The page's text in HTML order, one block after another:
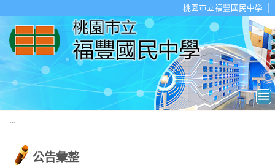
桃園市立福豐國民中學
:::
公告彙整